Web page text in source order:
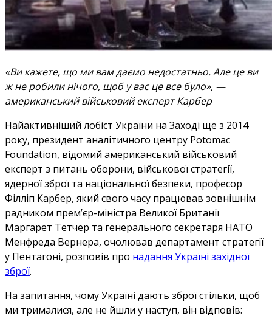
«Ви кажете, що ми вам даємо недостатньо. Але це ви
ж не робили нічого, щоб у вас це все було», —
американський військовий експерт Карбер
Найактивніший лобіст України на Заході ще з 2014
року, президент аналітичного центру Potomac
Foundation, відомий американський військовий
експерт з питань оборони, військової стратегії,
ядерної зброї та національної безпеки, професор
Філліп Карбер, який свого часу працював зовнішнім
радником прем’єр-міністра Великої Британії
Маргарет Тетчер та генерального секретаря НАТО
Менфреда Вернера, очолював департамент стратегії
у Пентагоні, розповів про надання Україні західної
зброї.
На запитання, чому Україні дають зброї стільки, щоб
ми трималися, але не йшли у наступ, він відповів: